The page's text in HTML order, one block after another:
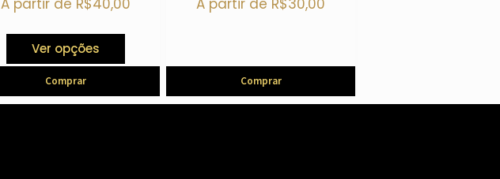
A partir de R$40,00
Ver opções
Comprar
A partir de R$30,00
Comprar